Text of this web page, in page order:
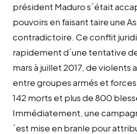
président Maduro s´était
pouvoirs en faisant taire une
contradictoire. Ce conflit
rapidement d´une tentative
mars à juillet 2017, de
entre groupes armés et
142 morts et plus de 800
Immédiatement, une
´est mise en branle pour